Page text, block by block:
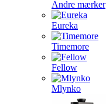
Andre mærker
Eureka
Timemore
Fellow
Mlynko